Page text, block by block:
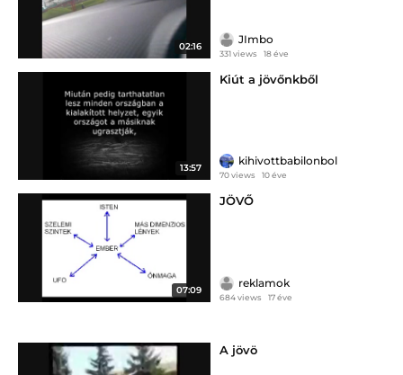
02:16
JImbo
331 views 18 éve
13:57
Kiút a jövőnkből
kihivottbabilonbol
70 views 10 éve
07:09
JÖVŐ
reklamok
684 views 17 éve
A jövö